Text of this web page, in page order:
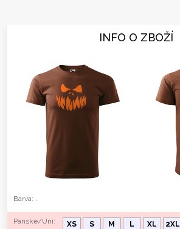
INFO O ZBOŽÍ
Barva: .
Pánské/Uni: XS S M L XL 2XL